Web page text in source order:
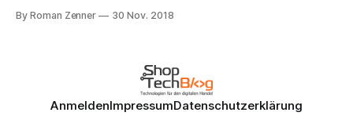
Verkaufstage von Thanksgiving bis Cybermonday. Wie
By Roman Zenner 30 Nov. 2018
AnmeldenImpressumDatenschutzerklärung